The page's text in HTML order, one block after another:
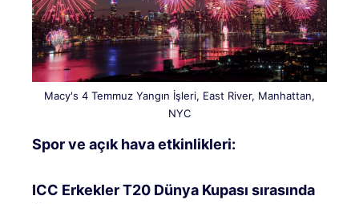
Macy's 4 Temmuz Yangın İşleri, East River, Manhattan,
NYC
Spor ve açık hava etkinlikleri:
ICC Erkekler T20 Dünya Kupası sırasında